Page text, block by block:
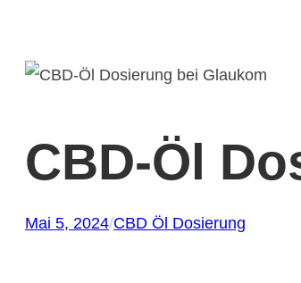
CBD-Öl
Mai 5, 2024/CBD Öl Dosierung